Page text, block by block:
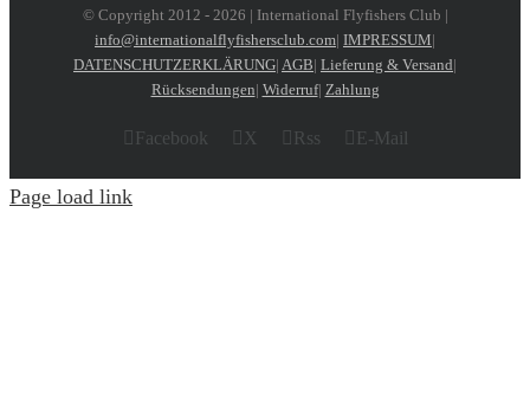
© Copyright 2012 - 2026 | International Flyfishers Club |
info@internationalflyfishersclub.com| IMPRESSUM|
DATENSCHUTZERKLÄRUNG| AGB| Lieferung & Versand|
Rücksendungen| Widerruf| Zahlung
Facebook X Rss E-Mail
Page load link